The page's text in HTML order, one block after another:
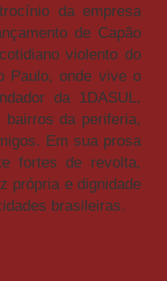
da empresa
de Capão
violento do
Paulo, onde vive o
da 1DASUL,
da periferia,
Em sua prosa
fortes de revolta,
própria e dignidade
brasileiras.